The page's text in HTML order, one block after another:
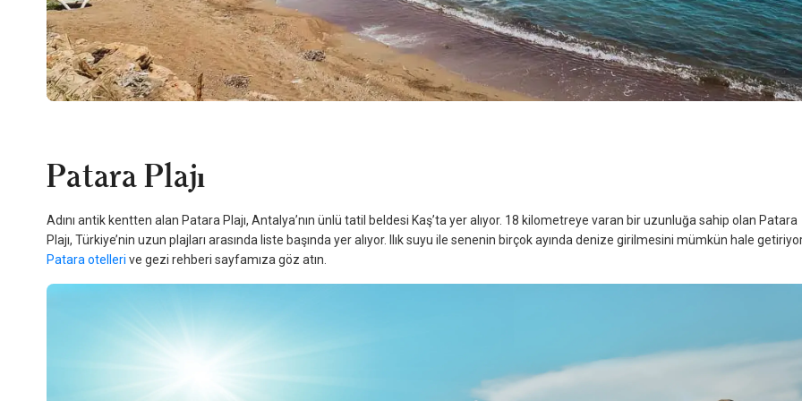
Patara Plajı
Adını antik kentten alan Patara Plajı, Antalya’nın ünlü tatil beldesi Kaş’ta yer alıyor. 18 kilometreye varan bir uzunluğa sahip olan Patara
Plajı, Türkiye’nin uzun plajları arasında liste başında yer alıyor. Ilık suyu ile senenin birçok ayında denize girilmesini mümkün hale
Patara otelleri ve gezi rehberi sayfamıza göz atın.